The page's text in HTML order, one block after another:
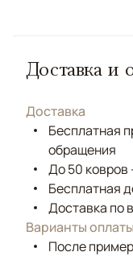
Доставка и
Доставка
Бесплатная
обращения
До 50 ковров
Бесплатная
Доставка по
Варианты оплаты
После